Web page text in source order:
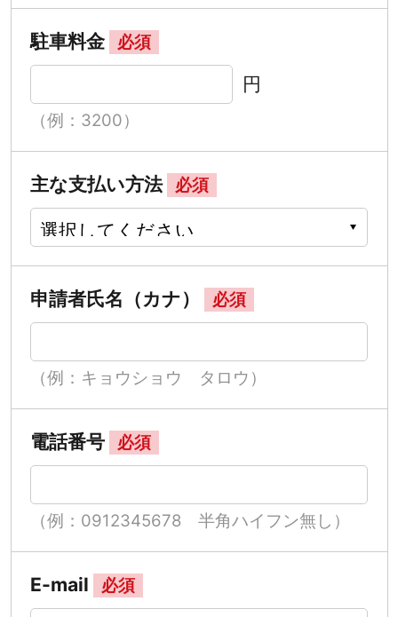
駐車料金 必須
円
（例：3200）
主な支払い方法 必須
申請者氏名（カナ） 必須
（例：キョウショウ タロウ）
電話番号 必須
（例：0912345678 半角ハイフン無し）
E-mail 必須